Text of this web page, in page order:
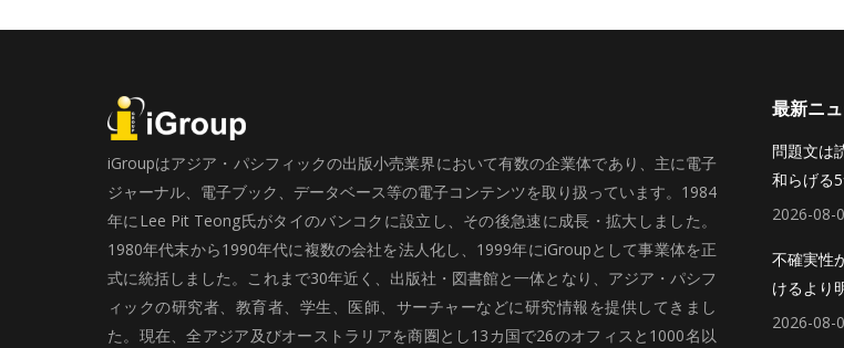
iGroupはアジア・パシフィックの出版小売業界において有数の企業体であり、主に電子
ジャーナル、電子ブック、データベース等の電子コンテンツを取り扱っています。1984
年にLee Pit Teong氏がタイのバンコクに設立し、その後急速に成長・拡大しました。
1980年代末から1990年代に複数の会社を法人化し、1999年にiGroupとして事業体を正
式に統括しました。これまで30年近く、出版社・図書館と一体となり、アジア・パシフ
ィックの研究者、教育者、学生、医師、サーチャーなどに研究情報を提供してきまし
た。現在、全アジア及びオーストラリアを商圏とし13カ国で26のオフィスと1000名以
最新ニ
問題文は
和らげる
2026-08-
不確実性
けるより
2026-08-